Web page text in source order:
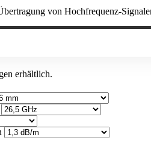
erhältlich.